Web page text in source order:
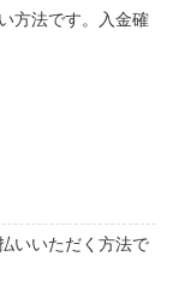
方法です。入金確
いいただく方法で